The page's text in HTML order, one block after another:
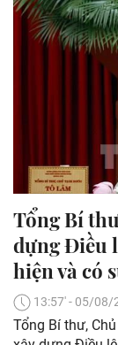
Tổng Bí
dựng Điều
hiện và có
13:57' - 05/08/
Tổng Bí thư,